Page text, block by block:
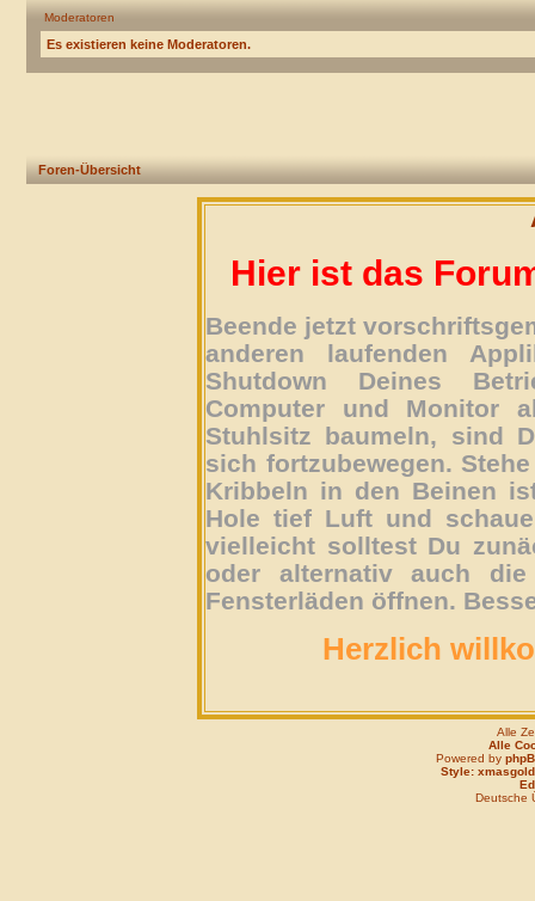
Moderatoren
Es existieren keine Moderatoren.
Foren-Übersicht
Hier ist das
Beende jetzt
anderen laufenden
Shutdown Deines
Computer und Monitor
Stuhlsitz baumeln, sind
sich fortzubewegen.
Kribbeln in den Beinen
Hole tief Luft und
vielleicht solltest Du
oder alternativ auch
Fensterläden öffnen.
Herzlich
Alle
Alle
Powered by
Style: xmasgold
Deutsche